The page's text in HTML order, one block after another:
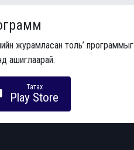
журамласан толь’ программыг
ашиглаарай.
Татах
Play Store